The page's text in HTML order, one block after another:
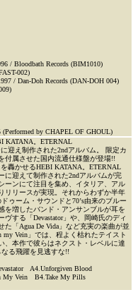
/ Bloodbath Records (BIM1010)
002)
/ Dan-Doh Records (DAN-DOH 004)
by CHAPEL OF GHOUL)
KATANA。ETERNAL
迎え制作された2ndアルバム。 限定カ
付属させた国内流通仕様盤が登場!!
轟かせるHEBI KATANA。ETERNAL
に迎えて制作された2ndアルバムが完
ーンにて注目を集め、イタリア、アル
リリースが実現。それからわずか半年
ゥーム・サウンドと70’s由来のブルー
を増したバンド・アンサンブルが耳を
する「Devastator」や、岡崎氏のディ
「Agua De Vida」など充実の楽曲が並
my Vein」では、程よく枯れたテイスト
、本作で彼らはネクスト・レベルに達
なる飛躍を見逃すな!!
A4.Unforgiven Blood
My Vein B4.Take My Pills